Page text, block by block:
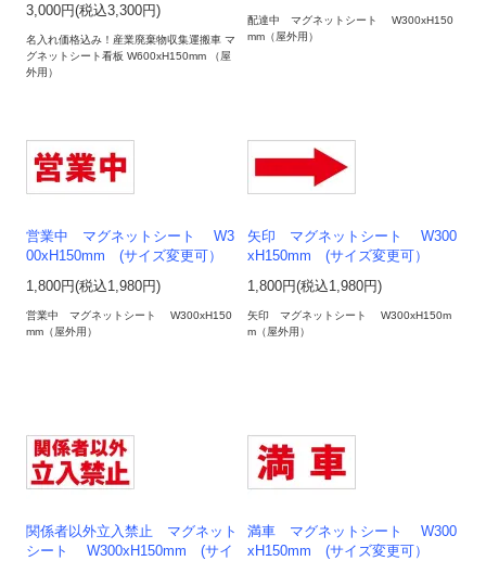
3,000円(税込3,300円)
名入れ価格込み！産業廃棄物収集運搬車 マ
グネットシート看板 W600xH150mm （屋
外用）
配達中 マグネットシート W300xH150
mm（屋外用）
営業中 マグネットシート W3
00xH150mm (サイズ変更可）
1,800円(税込1,980円)
営業中 マグネットシート W300xH150
mm（屋外用）
矢印 マグネットシート W300
xH150mm (サイズ変更可）
1,800円(税込1,980円)
矢印 マグネットシート W300xH150m
m（屋外用）
関係者以外立入禁止 マグネット
シート W300xH150mm (サイ
満車 マグネットシート W300
xH150mm (サイズ変更可）